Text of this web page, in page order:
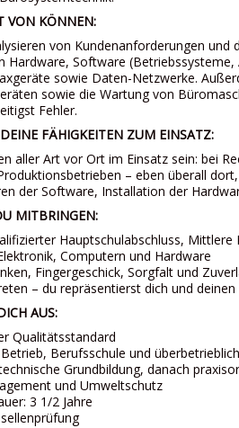
VON KÖNNEN:
von Kundenanfor­de­rungen und
Hardware, Software
sowie Daten-Netz­werke.
sowie die Wartung von
Fehler.
FÄHIGKEITEN ZUM EINSATZ:
aller Art vor Ort im Einsatz sein: bei
– eben überall
der Software, Installation der
MITBRINGEN:
Hauptschul­ab­schluss, Mittlere
Computern und Hardware
Fingergeschick, Sorgfalt und
– du repräsentierst dich und
AUS:
Qualitätsstandard
Berufsschule und überbetrieblich
Grundbildung, danach
und Umweltschutz
3 1/2 Jahre